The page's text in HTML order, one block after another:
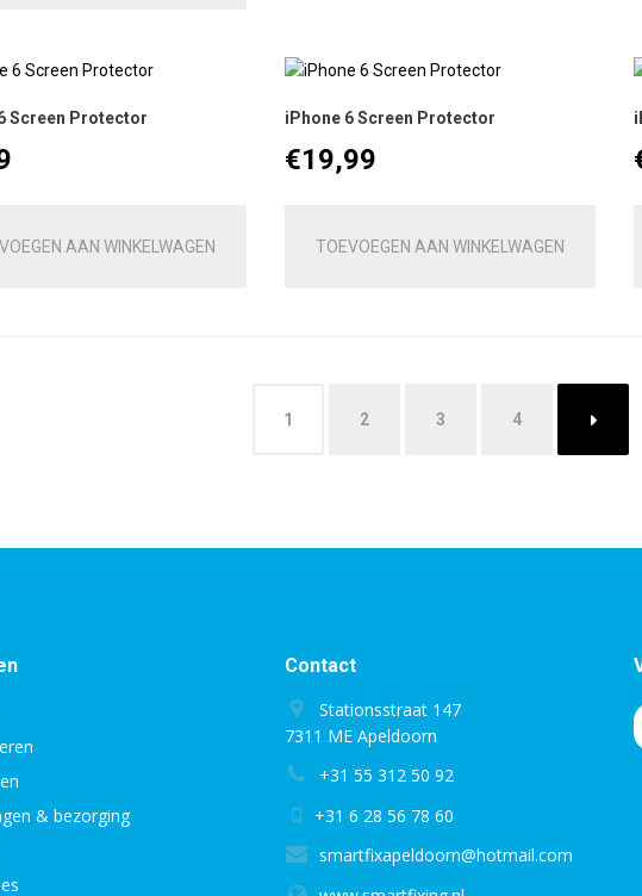
Screen Protector
AAN WINKELWAGEN
iPhone 6 Screen Protector
€19,99
TOEVOEGEN AAN WINKELWAGEN
1 2 3 4 →
& bezorging
Contact
Stationsstraat 147
7311 ME Apeldoorn
+31 55 312 50 92
+31 6 28 56 78 60
smartfixapeldoorn@hotmail.com